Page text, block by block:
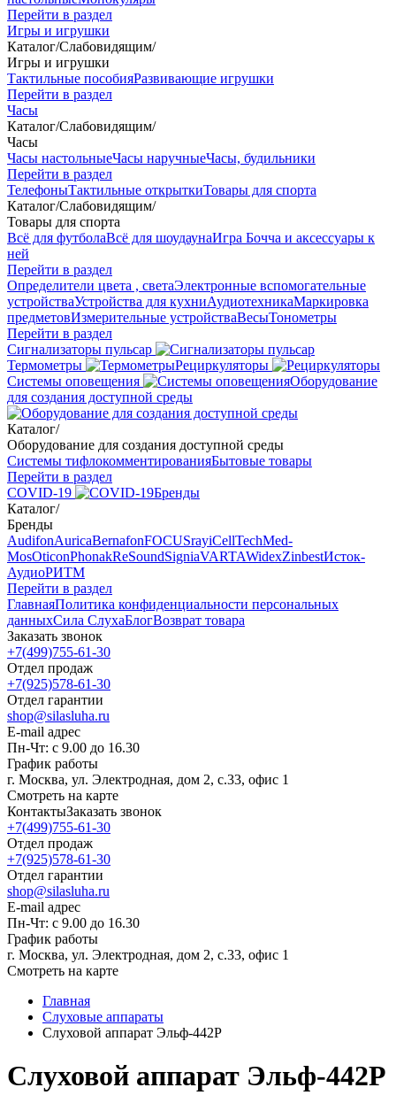
Перейти в раздел
Игры и игрушки
Каталог/Слабовидящим/
Игры и игрушки
Тактильные пособияРазвивающие игрушки
Перейти в раздел
Часы
Каталог/Слабовидящим/
Часы
Часы настольныеЧасы наручныеЧасы, будильники
Перейти в раздел
ТелефоныТактильные открыткиТовары для спорта
Каталог/Слабовидящим/
Товары для спорта
Всё для футболаВсё для шоудаунаИгра Бочча и аксессуары к
ней
Перейти в раздел
Определители цвета , светаЭлектронные вспомогательные
устройстваУстройства для кухниАудиотехникаМаркировка
предметовИзмерительные устройстваВесыТонометры
Перейти в раздел
Сигнализаторы пульсар
Термометры
Рециркуляторы
Cистемы оповещения
Оборудование
для создания доступной среды
Каталог/
Оборудование для создания доступной среды
Системы тифлокомментированияБытовые товары
Перейти в раздел
COVID-19
Бренды
Каталог/
Бренды
AudifonAuricaBernafonFOCUSrayiCellTechMed-
MosOticonPhonakReSoundSigniaVARTAWidexZinbestИсток-
АудиоРИТМ
Перейти в раздел
ГлавнаяПолитика конфиденциальности персональных
данныхСила СлухаБлогВозврат товара
Заказать звонок
+7(499)755-61-30
Отдел продаж
+7(925)578-61-30
Отдел гарантии
shop@silasluha.ru
E-mail адрес
Пн-Чт: с 9.00 до 16.30
График работы
г. Москва, ул. Электродная, дом 2, с.33, офис 1
Смотреть на карте
КонтактыЗаказать звонок
+7(499)755-61-30
Отдел продаж
+7(925)578-61-30
Отдел гарантии
shop@silasluha.ru
E-mail адрес
Пн-Чт: с 9.00 до 16.30
График работы
г. Москва, ул. Электродная, дом 2, с.33, офис 1
Смотреть на карте
Главная
Слуховые аппараты
Слуховой аппарат Эльф-442P
Слуховой аппарат Эльф-442P